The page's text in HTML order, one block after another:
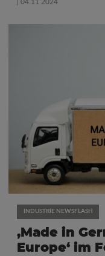
INDUSTRIE NEWSFLASH
‚Made in
Europe‘ im